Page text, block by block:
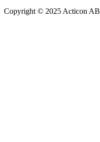
Copyright © 2025 Acticon AB